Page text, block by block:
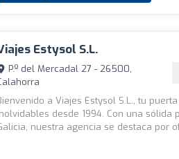
Estysol S.L.
P.º del Mercadal 27 - 26500,
a Viajes Estysol S.L., tu
desde 1994. Con una sólida
nuestra agencia se destaca por